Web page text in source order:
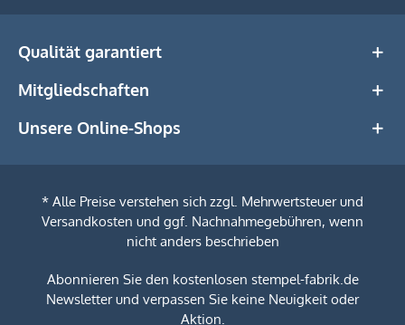
Qualität garantiert
Mitgliedschaften
Unsere Online-Shops
* Alle Preise verstehen sich zzgl. Mehrwertsteuer und
Versandkosten und ggf. Nachnahmegebühren, wenn
nicht anders beschrieben
Abonnieren Sie den kostenlosen stempel-fabrik.de
Newsletter und verpassen Sie keine Neuigkeit oder
Aktion.